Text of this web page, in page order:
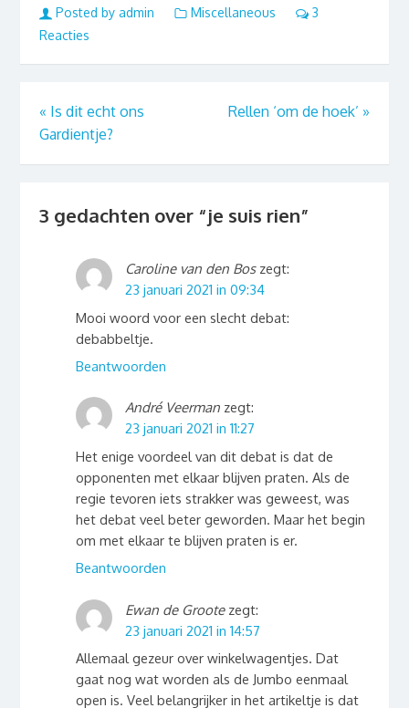
Posted by admin Miscellaneous
3
Reacties
« Is dit echt ons
Gardientje?
Rellen ‘om de hoek’ »
3 gedachten over “je suis rien”
Caroline van den Bos zegt:
23 januari 2021 in 09:34
Mooi woord voor een slecht debat:
debabbeltje.
Beantwoorden
André Veerman zegt:
23 januari 2021 in 11:27
Het enige voordeel van dit debat is dat de
opponenten met elkaar blijven praten. Als de
regie tevoren iets strakker was geweest, was
het debat veel beter geworden. Maar het begin
om met elkaar te blijven praten is er.
Beantwoorden
Ewan de Groote zegt:
23 januari 2021 in 14:57
Allemaal gezeur over winkelwagentjes. Dat
gaat nog wat worden als de Jumbo eenmaal
open is. Veel belangrijker in het artikeltje is dat